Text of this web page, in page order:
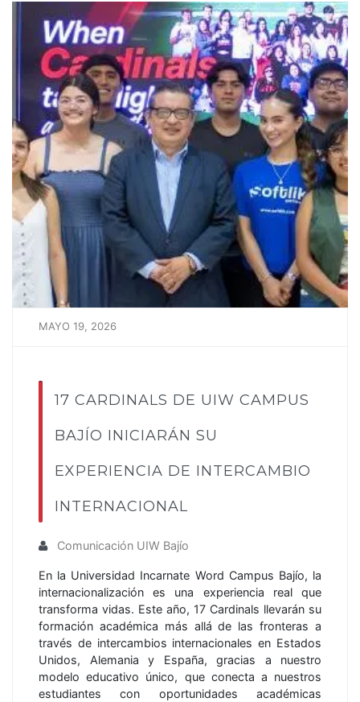
MAYO 19, 2026
17 CARDINALS DE UIW CAMPUS
BAJÍO INICIARÁN SU
EXPERIENCIA DE INTERCAMBIO
INTERNACIONAL
Comunicación UIW Bajío
En la Universidad Incarnate Word Campus Bajío, la
internacionalización es una experiencia real que
transforma vidas. Este año, 17 Cardinals llevarán su
formación académica más allá de las fronteras a
través de intercambios internacionales en Estados
Unidos, Alemania y España, gracias a nuestro
modelo educativo único, que conecta a nuestros
estudiantes con oportunidades académicas